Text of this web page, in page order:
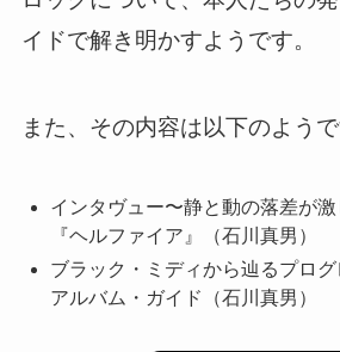
イドで解き明かすようです。
また、その内容は以下のようで
インタヴュー〜静と動の落差が
『ヘルファイア』（石川真男）
ブラック・ミディから辿るプログ
アルバム・ガイド（石川真男）